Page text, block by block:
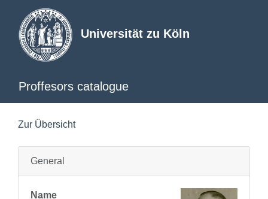
Universität zu Köln
Proffesors catalogue
Zur Übersicht
General
Name